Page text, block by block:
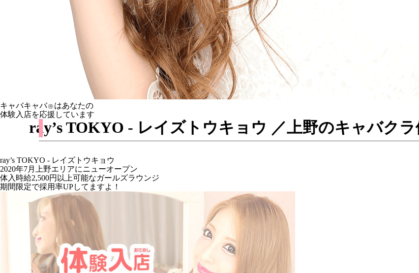
キャバキャバⓇ はあなたの
体験入店を応援しています
ray’s TOKYO - レイズトウキョウ ／上野のキャバク
ray’s TOKYO - レイズトウキョウ
2020年7月上野エリアにニューオープン
体入時給2,500円以上可能なガールズラウンジ
期間限定で採用率UPしてますよ！